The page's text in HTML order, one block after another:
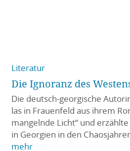
Literatur
Die Ignoranz des
Die deutsch-georgische
las in Frauenfeld aus ihrem
mangelnde Licht“ und
in Georgien in den
mehr